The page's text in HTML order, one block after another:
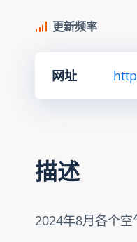
更新频率
网址
描述
2024年8月各个空